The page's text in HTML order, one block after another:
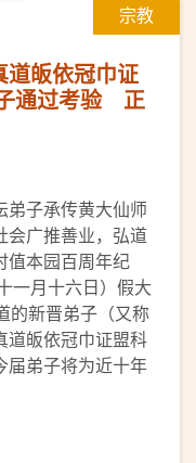
宗教
道皈依冠巾证
通过考验 正
弟子承传黄大仙师
会广推善业，弘道
值本园百周年纪
一月十六日）假大
的新晋弟子（又称
道皈依冠巾证盟科
届弟子将为近十年